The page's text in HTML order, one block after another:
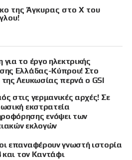
της Άγκυρας στο X του
το έργο ηλεκτρικής
Ελλάδας-Κύπρου! Στο
της Λευκωσίας περνά ο GSI
στις γερμανικές αρχές! Σε
εκστρατεία
ενόψει των
εκλογών
επαναφέρουν γνωστή ιστορία
και τον Καντάφι